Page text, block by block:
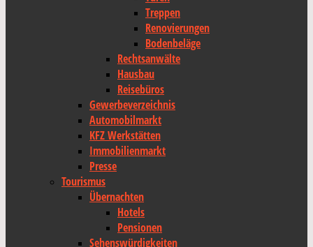
Treppen
Renovierungen
Bodenbeläge
Rechtsanwälte
Hausbau
Reisebüros
Gewerbeverzeichnis
Automobilmarkt
KFZ Werkstätten
Immobilienmarkt
Presse
Tourismus
Übernachten
Hotels
Pensionen
Sehenswürdigkeiten